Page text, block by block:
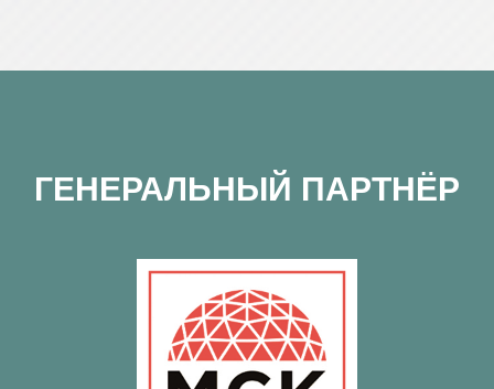
ГЕНЕРАЛЬНЫЙ ПАРТНЁР